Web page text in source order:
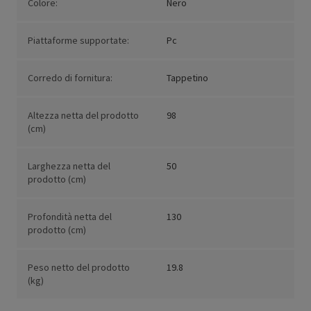
Colore: Nero
Piattaforme supportate: Pc
Corredo di fornitura: Tappetino
Altezza netta del prodotto
(cm)
98
Larghezza netta del
prodotto (cm)
50
Profondità netta del
prodotto (cm)
130
Peso netto del prodotto
(kg)
19.8